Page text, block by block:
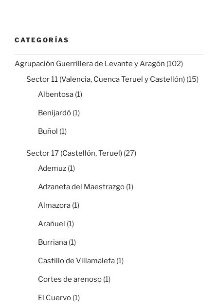
CATEGORÍAS
Agrupación Guerrillera de Levante y Aragón (102)
Sector 11 (Valencia, Cuenca Teruel y Castellón) (15)
Albentosa (1)
Benijardó (1)
Buñol (1)
Sector 17 (Castellón, Teruel) (27)
Ademuz (1)
Adzaneta del Maestrazgo (1)
Almazora (1)
Arañuel (1)
Burriana (1)
Castillo de Villamalefa (1)
Cortes de arenoso (1)
El Cuervo (1)